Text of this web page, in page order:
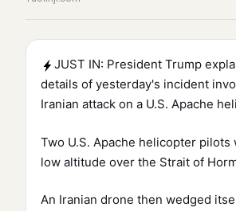
JUST IN: President Trump
details of yesterday's incident
Iranian attack on a U.S. Apache
Two U.S. Apache helicopter pilots
low altitude over the Strait of
An Iranian drone then wedged